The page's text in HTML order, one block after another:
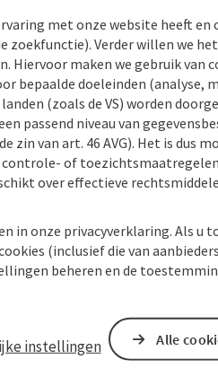
4 5 … 83 Volgende
met onze website heeft en
Verder willen we
Hiervoor maken we gebruik van
bepaalde doeleinden (analyse,
(zoals de VS) worden
passend niveau van
zin van art. 46 AVG). Het is dus
controle- of
over effectieve
in onze privacyverklaring. Als u
(inclusief die van
beheren en de
instellingen Alle